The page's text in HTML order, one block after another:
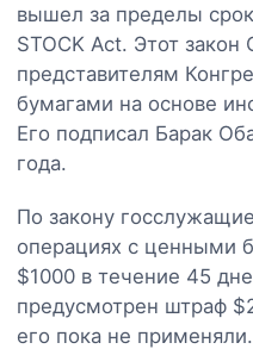
вышел за пределы
STOCK Act. Этот
представителям
бумагами на основе
Его подписал Барак
года.
По закону
операциях с ценными
$1000 в течение 45
предусмотрен штраф
его пока не применяли.